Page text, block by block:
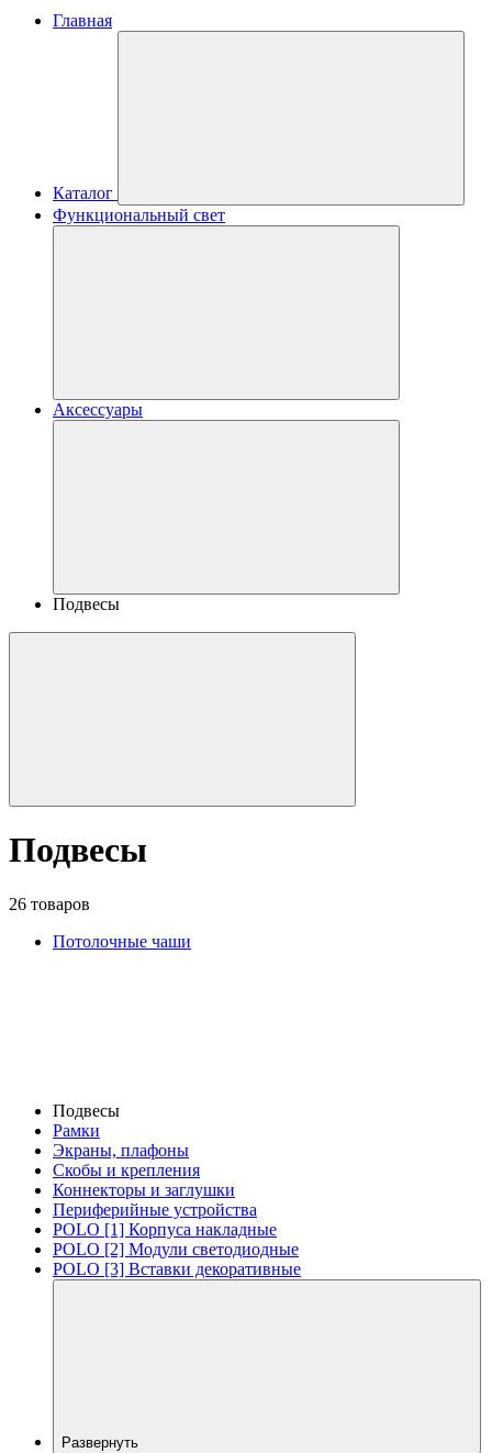
Главная
Каталог
Функциональный свет
Аксессуары
Подвесы
Подвесы
26 товаров
Потолочные чаши
Подвесы
Рамки
Экраны, плафоны
Скобы и крепления
Коннекторы и заглушки
Периферийные устройства
POLO [1] Корпуса накладные
POLO [2] Модули светодиодные
POLO [3] Вставки декоративные
Развернуть